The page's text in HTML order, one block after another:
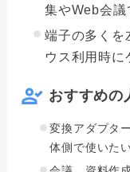
集やWeb会議
端子の多くを
ウス利用時に
おすすめの
変換アダプタ
体側で使いた